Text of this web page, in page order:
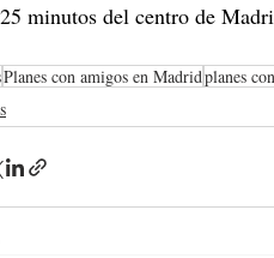
minutos del centro de
Planes con amigos en Madridplanes